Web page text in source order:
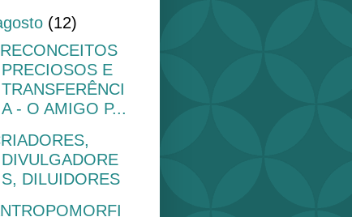
(12)
PRECIOSOS E
TRANSFERÊNCI
A - O AMIGO P...
DIVULGADORE
S, DILUIDORES